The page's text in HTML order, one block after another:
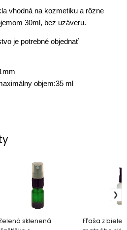
vhodná na kozmetiku a rôzne
30ml, bez uzáveru.
je potrebné objednať
objem:35 ml
sklenená
Fľaša z